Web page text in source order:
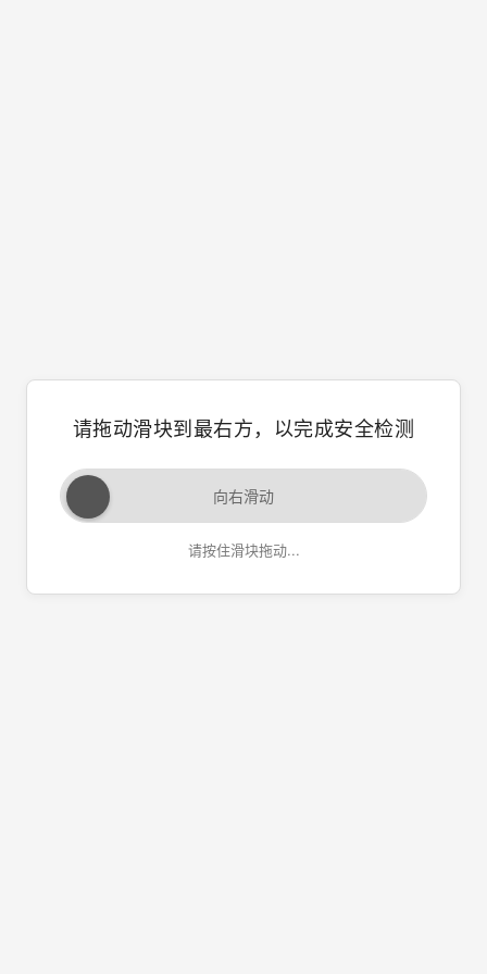
请拖动滑块到最右方，以完成安全检测
向右滑动
请按住滑块拖动...